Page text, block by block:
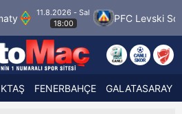
- Sal
18:00
PFC Levski Sofya
FENERBAHÇE GALATASARAY